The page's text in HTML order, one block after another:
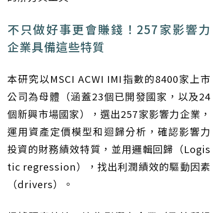
不只做好事更會賺錢！257家影響力
企業具備這些特質
本研究以MSCI ACWI IMI指數的8400家上市
公司為母體（涵蓋23個已開發國家，以及24
個新興市場國家），選出257家影響力企業，
運用資產定價模型和迴歸分析，確認影響力
投資的財務績效特質，並用邏輯回歸（Logis
tic regression），找出利潤績效的驅動因素
（drivers）。